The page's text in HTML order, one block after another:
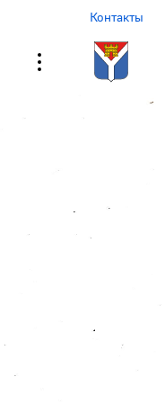
Контакты